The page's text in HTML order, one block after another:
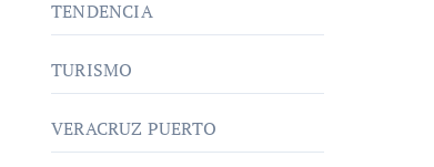
TENDENCIA
TURISMO
VERACRUZ PUERTO